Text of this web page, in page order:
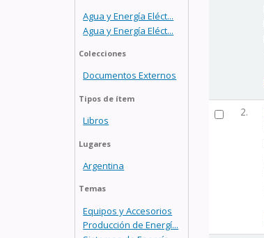
Agua y Energía Eléct...
Agua y Energía Eléct...
Colecciones
Documentos Externos
Tipos de ítem
Libros
Lugares
Argentina
Temas
Equipos y Accesorios
Producción de Energí...
2.